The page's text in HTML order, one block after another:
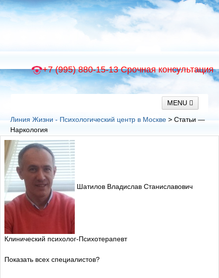
+7 (995) 880-15-13Срочная консультация
MENU
Главная Психологическая помощь
Лечение психических расстройств
Лечение алкоголизма и наркомании Детокс
Реабилитация
Линия Жизни - Психологический центр в Москве > Статьи —
Наркология
Шатилов Владислав Станиславович
Клинический психолог-Психотерапевт
Показать всех специалистов?